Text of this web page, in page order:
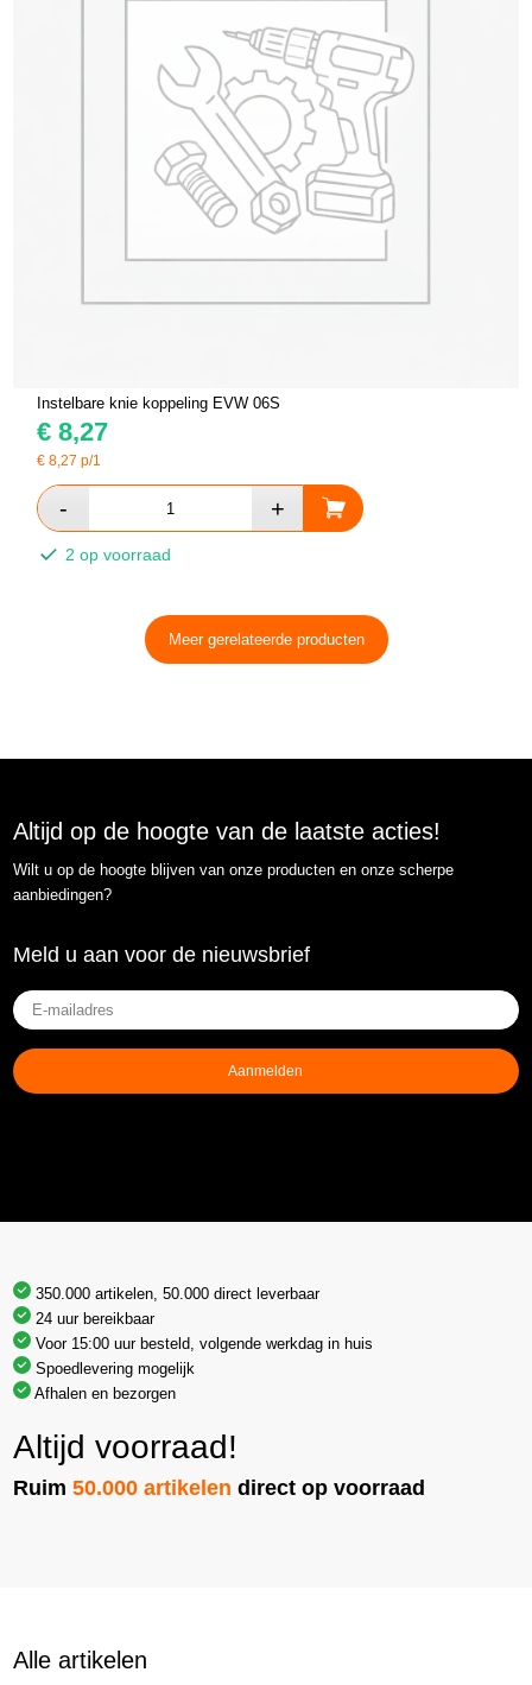
Instelbare knie koppeling EVW 06S
€ 8,27
€8,27 p/1
2 op voorraad
Meer gerelateerde producten
Altijd op de hoogte van de laatste acties!
Wilt u op de hoogte blijven van onze producten en onze scherpe
aanbiedingen?
Meld u aan voor de nieuwsbrief
E-
mailadres(Vereist)
Aanmelden
350.000 artikelen, 50.000 direct leverbaar
24 uur bereikbaar
Voor 15:00 uur besteld, volgende werkdag in huis
Spoedlevering mogelijk
Afhalen en bezorgen
Altijd voorraad!
Ruim50.000 artikelen direct op voorraad
Alle artikelen